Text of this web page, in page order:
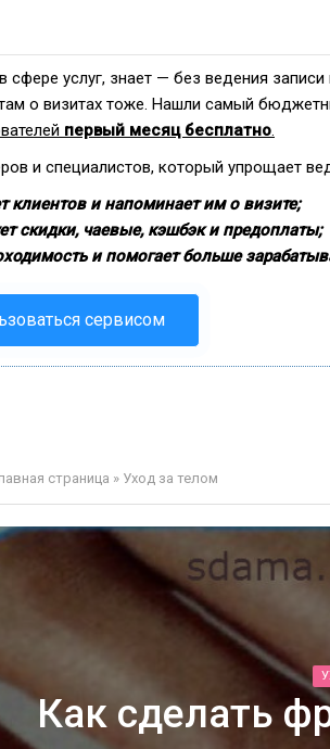
на собственном Telegram-
сфере услуг, знает — без ведения
о визитах тоже. Нашли самый
первый месяц бесплатно.
и специалистов, который упрощает
клиентов и напоминает им о визите;
скидки, чаевые, кэшбэк и предоплаты;
и помогает больше
сервисом
страница » Уход за телом
Как сделать